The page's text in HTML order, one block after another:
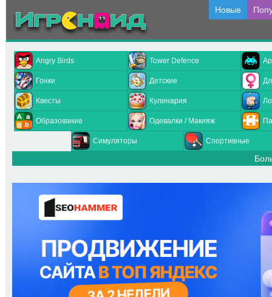
Новые
Angry Birds Tower Defence
Гонки Детские
Квесты Кулинария
Образование Одевалки / Макияж
Симуляторы Спортивные